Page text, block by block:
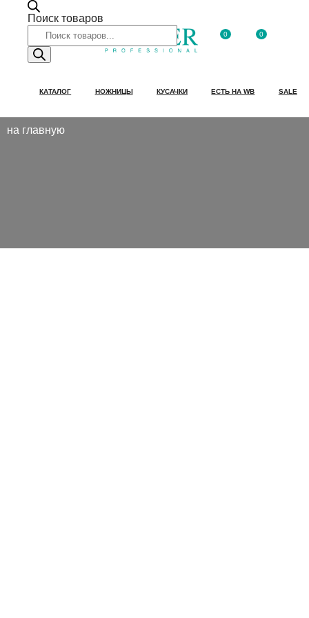
Поиск товаров
0 0
КАТАЛОГ НОЖНИЦЫ КУСАЧКИ ЕСТЬ НА WB SALE
на главную